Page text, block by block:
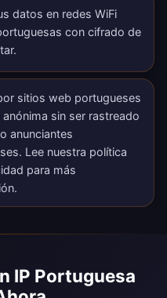
datos en redes WiFi
con cifrado de
sitios web portugueses
sin ser rastreado
anunciantes
Lee nuestra política
para más
IP Portuguesa